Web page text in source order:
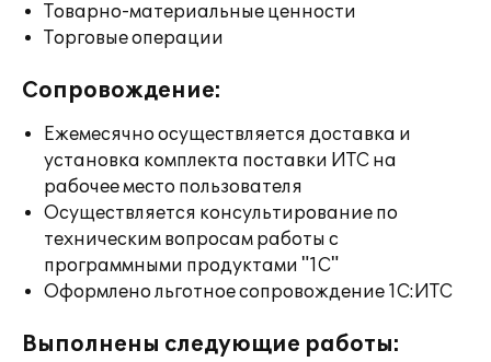
Товарно-материальные ценности
Торговые операции
Сопровождение:
Ежемесячно осуществляется доставка и
установка комплекта поставки ИТС на
рабочее место пользователя
Осуществляется консультирование по
техническим вопросам работы с
программными продуктами "1С"
Оформлено льготное сопровождение 1С:ИТС
Выполнены следующие работы: